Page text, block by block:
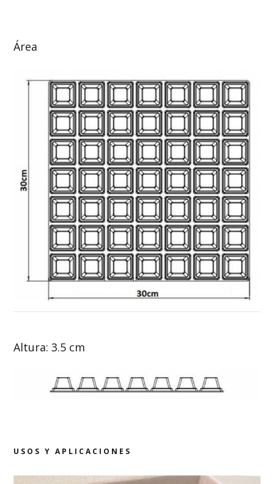
Área
Altura: 3.5 cm
USOS Y APLICACIONES